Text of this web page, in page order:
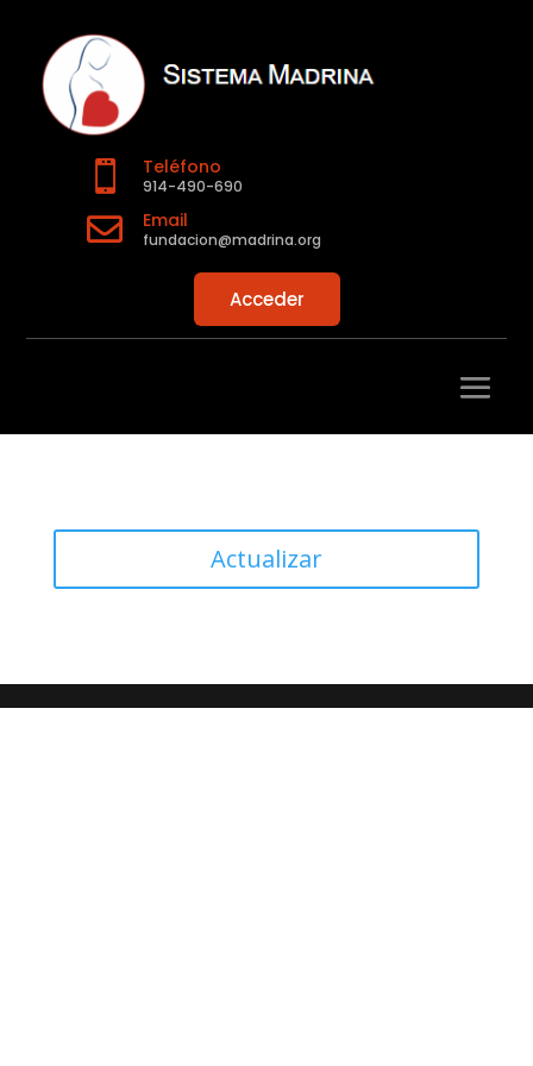
 Teléfono
914-490-690
 Email
fundacion@madrina.org
Acceder
Actualizar